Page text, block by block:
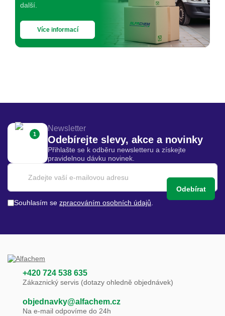
další.
Více informací
1
Newsletter
Odebírejte slevy, akce a novinky
Přihlašte se k odběru newsletteru a získejte
pravidelnou dávku novinek.
Odebírat
Souhlasím se zpracováním osobních údajů
+420 724 538 635
Zákaznický servis (dotazy ohledně objednávek)
objednavky@alfachem.cz
Na e-mail odpovíme do 24h